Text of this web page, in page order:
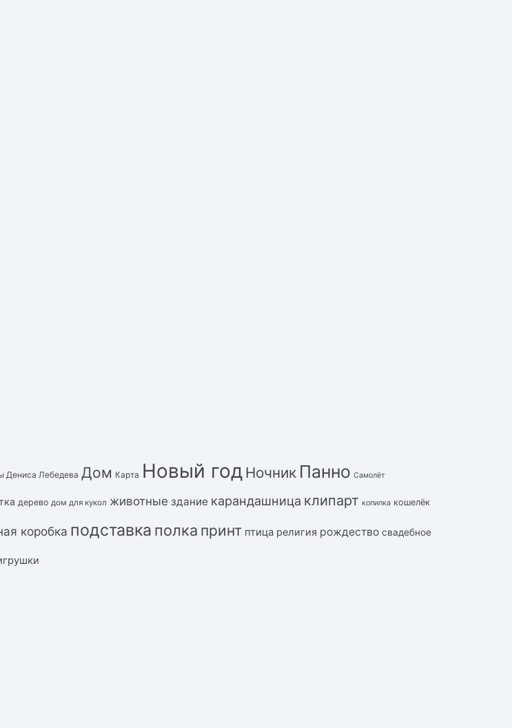
Дениса Лебедева Дом Карта Новый год Ночник Панно Самолёт
дерево дом для кукол животные здание карандашница клипарт копилка кошелёк
коробка подставка полка принт птица религия рождество свадебное